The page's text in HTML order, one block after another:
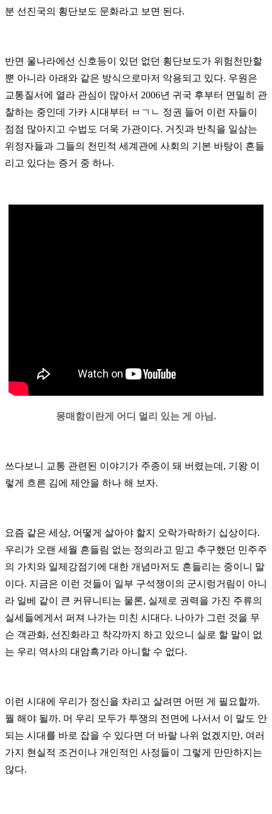
분 선진국의 횡단보도 문화라고 보면 된다.
반면 울나라에선 신호등이 있던 없던 횡단보도가 위험천만할
뿐 아니라 아래와 같은 방식으로마저 악용되고 있다. 우원은
교통질서에 열라 관심이 많아서 2006년 귀국 후부터 면밀히 관
찰하는 중인데 가카 시대부터 ㅂㄱㄴ 정권 들어 이런 자들이
점점 많아지고 수법도 더욱 가관이다. 거짓과 반칙을 일삼는
위정자들과 그들의 천민적 세계관에 사회의 기본 바탕이 흔들
리고 있다는 증거 중 하나.
몽매함이란게 어디 멀리 있는 게 아님.
쓰다보니 교통 관련된 이야기가 주종이 돼 버렸는데, 기왕 이
렇게 흐른 김에 제안을 하나 해 보자.
요즘 같은 세상, 어떻게 살아야 할지 오락가락하기 십상이다.
우리가 오랜 세월 흔들림 없는 정의라고 믿고 추구했던 민주주
의 가치와 일제강점기에 대한 개념마저도 흔들리는 중이니 말
이다. 지금은 이런 것들이 일부 구석쟁이의 군시렁거림이 아니
라 일베 같이 큰 커뮤니티는 물론, 실제로 권력을 가진 주류의
실세들에게서 퍼져 나가는 미친 시대다. 나아가 그런 것을 무
슨 객관화, 선진화라고 착각까지 하고 있으니 실로 할 말이 없
는 우리 역사의 대암흑기라 아니할 수 없다.
이런 시대에 우리가 정신을 차리고 살려면 어떤 게 필요할까.
뭘 해야 될까. 머 우리 모두가 투쟁의 전면에 나서서 이 말도 안
되는 시대를 바로 잡을 수 있다면 더 바랄 나위 없겠지만, 여러
가지 현실적 조건이나 개인적인 사정들이 그렇게 만만하지는
않다.